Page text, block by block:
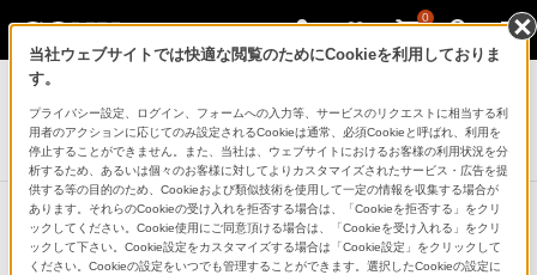
0
デジタル一眼カメラ α（アルファ）
デジタル一眼カメラα[Eマウント]用レンズ
FE 28mm F2
当社ウェブサイトでは快適な閲覧のためにCookieを利用しておりま
す。
プライバシー設定、ログイン、フォームへの入力等、サービスのリクエストに相当する利
用者のアクションに応じてのみ設定されるCookieは通常、必須Cookieと呼ばれ、利用を
停止することができません。また、当社は、ウェブサイトにおけるお客様の利用状況を分
析するため、あるいは個々のお客様に対してよりカスタマイズされたサービス・広告を提
供する等の目的のため、Cookieおよび類似技術を使用して一定の情報を収集する場合が
あります。それらのCookieの受け入れを拒否する場合は、「Cookieを拒否する」をクリ
ックしてください。Cookie使用にご同意頂ける場合は、「Cookieを受け入れる」をクリ
ックして下さい。Cookie設定をカスタマイズする場合は「Cookie設定」をクリックして
ください。Cookieの設定をいつでも管理することができます。選択したCookieの設定に